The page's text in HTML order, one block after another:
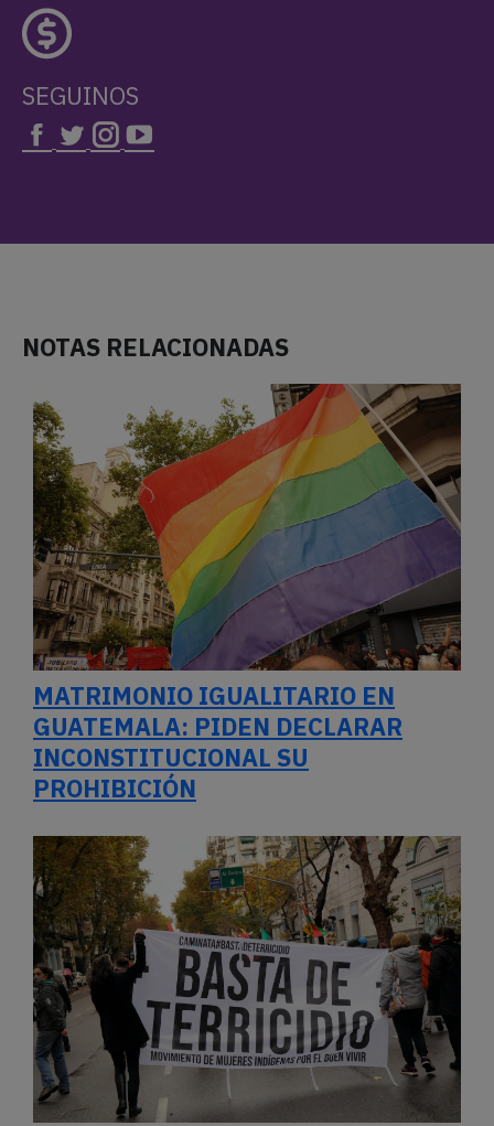
SEGUINOS
NOTAS RELACIONADAS
MATRIMONIO IGUALITARIO EN
GUATEMALA: PIDEN DECLARAR
INCONSTITUCIONAL SU
PROHIBICIÓN